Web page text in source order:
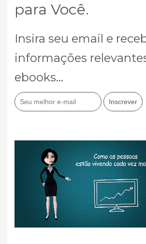
para Você.
Insira seu email e
informações
ebooks...